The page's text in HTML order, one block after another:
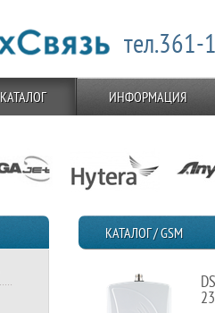
тел.361-
КАТАЛОГ ИНФОРМАЦИЯ
КАТАЛОГ / GSM